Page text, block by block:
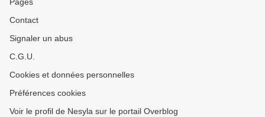
Contact
Signaler un abus
C.G.U.
Cookies et données personnelles
Préférences cookies
Voir le profil de Nesyla sur le portail Overblog